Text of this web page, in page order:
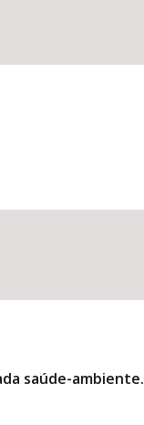
saúde-ambiente.